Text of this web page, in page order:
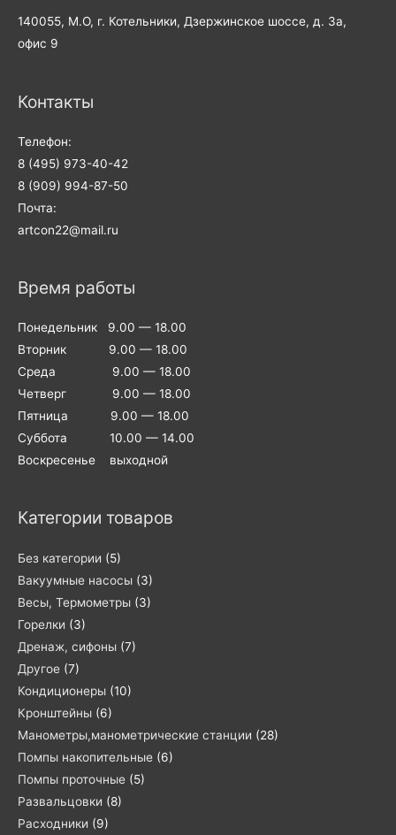
140055, М.О, г. Котельники, Дзержинское шоссе, д. 3а,
офис 9
Контакты
Телефон:
8 (495) 973-40-42
8 (909) 994-87-50
Почта:
artcon22@mail.ru
Время работы
Понедельник 9.00 — 18.00
Вторник 9.00 — 18.00
Среда 9.00 — 18.00
Четверг 9.00 — 18.00
Пятница 9.00 — 18.00
Суббота 10.00 — 14.00
Воскресенье выходной
Категории товаров
Без категории (5)
Вакуумные насосы (3)
Весы, Термометры (3)
Горелки (3)
Дренаж, сифоны (7)
Другое (7)
Кондиционеры (10)
Кронштейны (6)
Манометры,манометрические станции (28)
Помпы накопительные (6)
Помпы проточные (5)
Развальцовки (8)
Расходники (9)